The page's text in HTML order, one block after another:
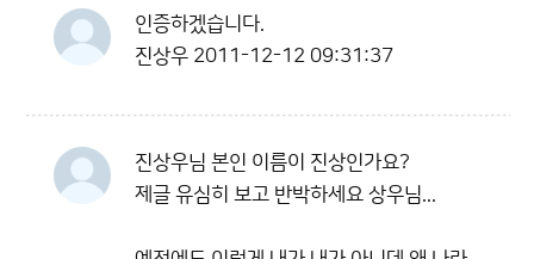
인증하겠습니다.
진상우 2011-12-12 09:31:37
진상우님 본인 이름이 진상인가요?
제글 유심히 보고 반박하세요 상우님...